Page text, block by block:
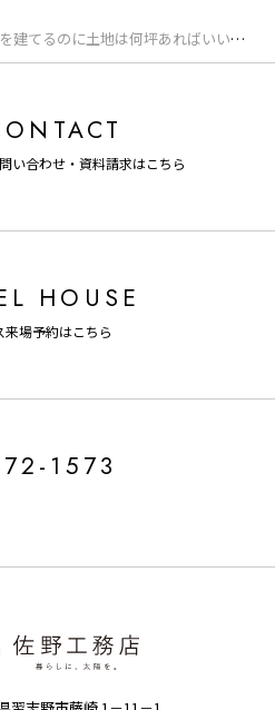
建てるのに土地は何坪あればいい
い合わせ・資料請求はこちら
HOUSE
来場予約はこちら
1573